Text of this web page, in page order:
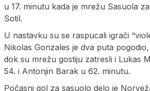
u 17. minutu kada je mrežu Sasuola
Sotil.
U nastavku su se raspucali igrači
Nikolas Gonzales je dva puta
dok su mrežu gostiju zatresli i Lukas
54. i Antonjin Barak u 62. minutu.
Počasni gol za sasuolo delo je